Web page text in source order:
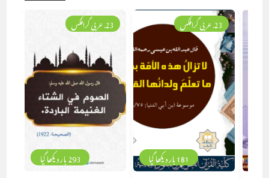
181 بار دیکھا گیا
23. عربی گرافکس
293 بار دیکھا گیا
23. عربی گرافکس